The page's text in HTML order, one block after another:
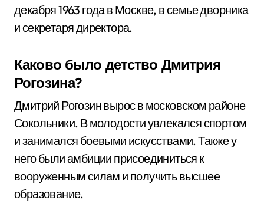
декабря 1963 года в Москве, в семье дворника
и секретаря директора.
Каково было детство Дмитрия
Рогозина?
Дмитрий Рогозин вырос в московском районе
Сокольники. В молодости увлекался спортом
и занимался боевыми искусствами. Также у
него были амбиции присоединиться к
вооруженным силам и получить высшее
образование.